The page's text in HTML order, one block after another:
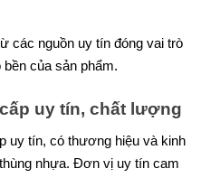
các nguồn uy tín đóng vai trò
của sản phẩm.
uy tín, chất lượng
uy tín, có thương hiệu và kinh
nhựa. Đơn vị uy tín cam